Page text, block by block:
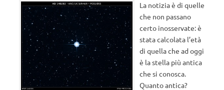
La notizia è di quelle
che non passano
certo inosservate: è
stata calcolata l’età
di quella che ad oggi
è la stella più antica
che si conosca.
Quanto antica?